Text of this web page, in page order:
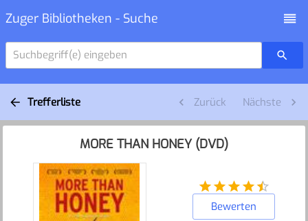
Zuger Bibliotheken - Suche
Suchbegriff(e) eingeben
Trefferliste Zurück Nächste
MORE THAN HONEY (DVD)
Bewerten